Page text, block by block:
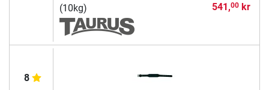
(10kg)
541,00kr
8